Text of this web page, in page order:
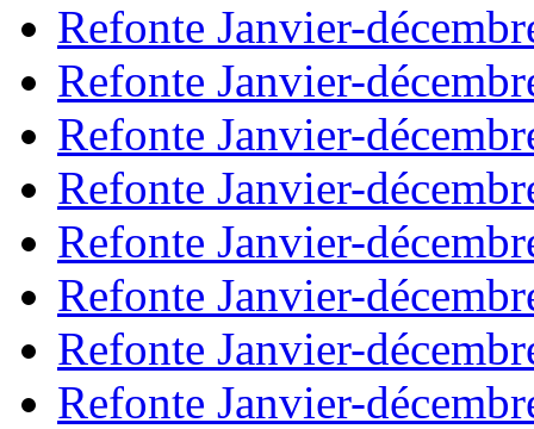
Refonte Janvier-
Refonte Janvier-
Refonte Janvier-
Refonte Janvier-
Refonte Janvier-
Refonte Janvier-
Refonte Janvier-
Refonte Janvier-